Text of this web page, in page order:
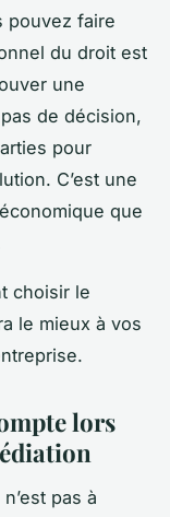
pouvez faire
du droit est
une
de décision,
pour
C’est une
que
choisir le
le mieux à vos
lors
pas à